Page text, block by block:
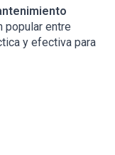
popular entre
y efectiva para